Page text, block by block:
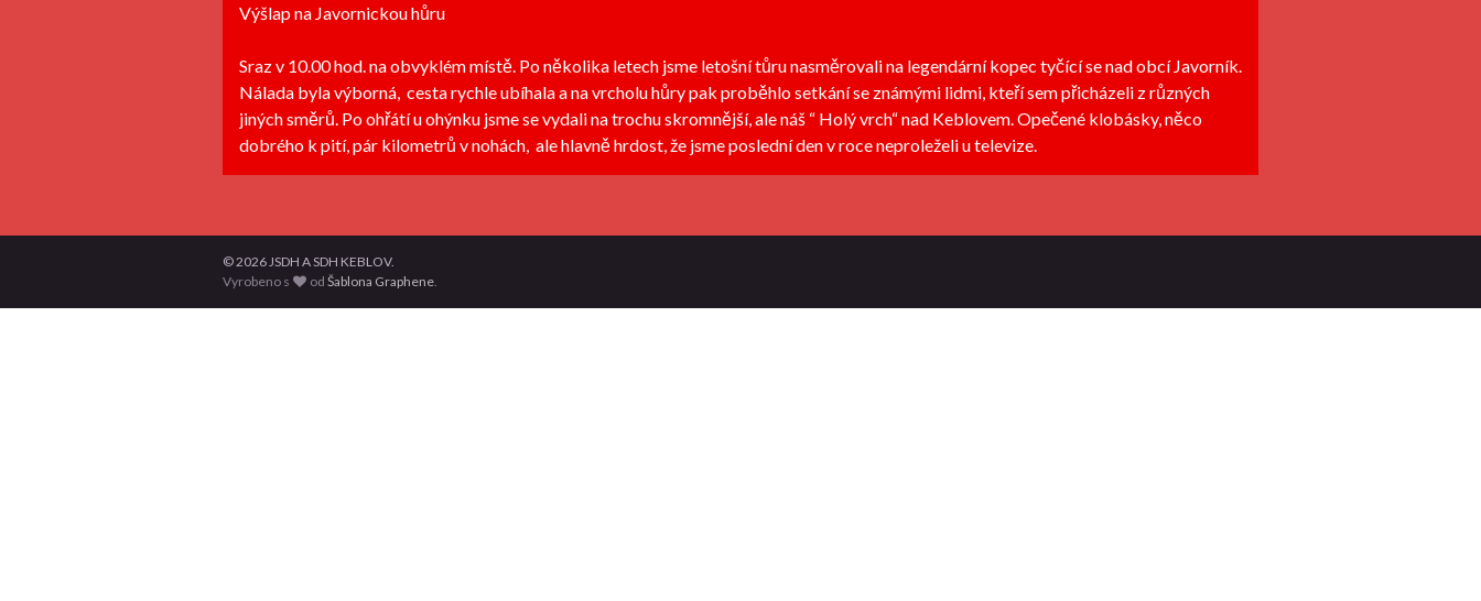
Výšlap na Javornickou hůru
Sraz v 10.00 hod. na obvyklém místě. Po několika letech jsme letošní tůru nasměrovali na legendární kopec tyčící se nad obcí Javorník.
Nálada byla výborná, cesta rychle ubíhala a na vrcholu hůry pak proběhlo setkání se známými lidmi, kteří sem přicházeli z různých
jiných směrů. Po ohřátí u ohýnku jsme se vydali na trochu skromnější, ale náš “ Holý vrch“ nad Keblovem. Opečené klobásky, něco
dobrého k pití, pár kilometrů v nohách, ale hlavně hrdost, že jsme poslední den v roce neproleželi u televize.
© 2026 JSDH A SDH KEBLOV.
Vyrobeno s
odŠablona Graphene